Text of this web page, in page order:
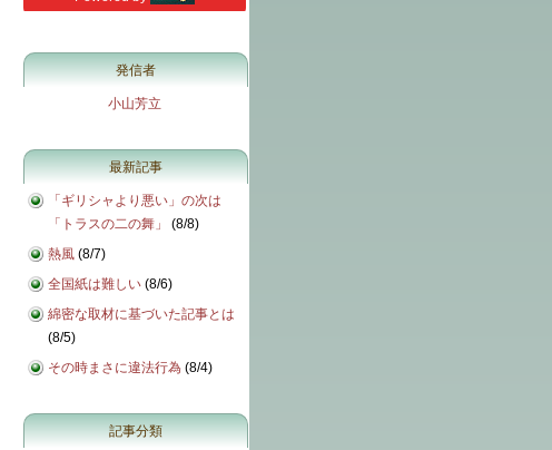
発信者
小山芳立
最新記事
「ギリシャより悪い」の次は
「トラスの二の舞」
(8/8)
熱風 (8/7)
全国紙は難しい (8/6)
綿密な取材に基づいた記事とは
(8/5)
その時まさに違法行為 (8/4)
記事分類